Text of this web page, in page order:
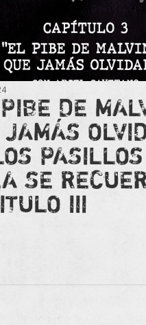
DE
JAMÁS
SE
III